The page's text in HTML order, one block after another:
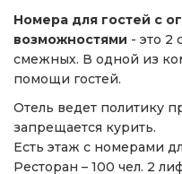
Номера для гостей с
возможностями - это 2
смежных. В одной из
помощи гостей.
Отель ведет политику
запрещается курить.
Есть этаж с номерами
Ресторан – 100 чел. 2